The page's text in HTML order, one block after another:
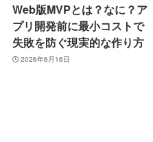
Web版MVPとは？なに？ア
プリ開発前に最小コストで
失敗を防ぐ現実的な作り方
2026年6月16日